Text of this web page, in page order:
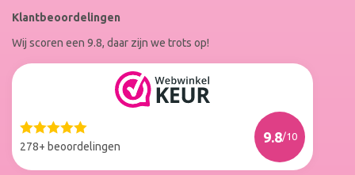
Facebook
op
Instagram
Klantbeoordelingen
Wij scoren een 9.8, daar zijn we trots op!
278+ beoordelingen
9.8/10
Web
Winkel